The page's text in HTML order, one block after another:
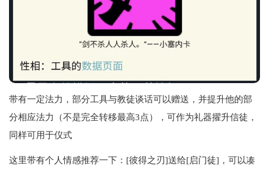
带有一定法力，部分工具与教徒谈话可以赠送，并提升他的部
分相应法力（不是完全转移最高3点），可作为礼器擢升信徒，
同样可用于仪式
这里带有个人情感推荐一下：[彼得之刃]送给[启门徒]，可以凑